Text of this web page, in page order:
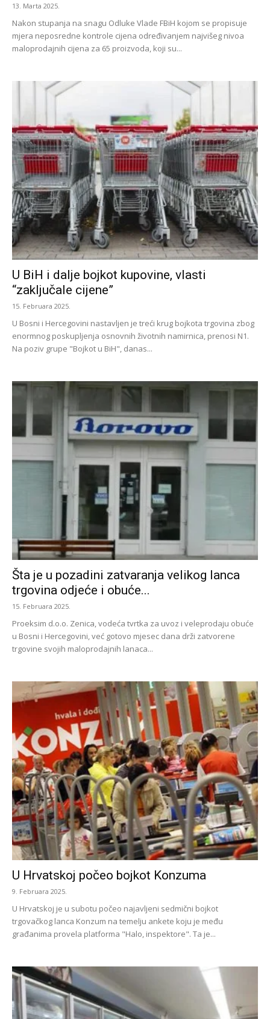
13. Marta 2025.
Nakon stupanja na snagu Odluke Vlade FBiH kojom se propisuje
mjera neposredne kontrole cijena određivanjem najvišeg nivoa
maloprodajnih cijena za 65 proizvoda, koji su...
U BiH i dalje bojkot kupovine, vlasti
“zaključale cijene”
15. Februara 2025.
U Bosni i Hercegovini nastavljen je treći krug bojkota trgovina zbog
enormnog poskupljenja osnovnih životnih namirnica, prenosi N1.
Na poziv grupe "Bojkot u BiH", danas...
Šta je u pozadini zatvaranja velikog lanca
trgovina odjeće i obuće...
15. Februara 2025.
Proeksim d.o.o. Zenica, vodeća tvrtka za uvoz i veleprodaju obuće
u Bosni i Hercegovini, već gotovo mjesec dana drži zatvorene
trgovine svojih maloprodajnih lanaca...
U Hrvatskoj počeo bojkot Konzuma
9. Februara 2025.
U Hrvatskoj je u subotu počeo najavljeni sedmični bojkot
trgovačkog lanca Konzum na temelju ankete koju je među
građanima provela platforma "Halo, inspektore". Ta je...